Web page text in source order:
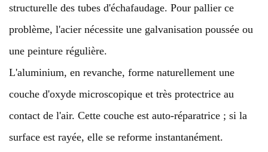
structurelle des tubes d'échafaudage. Pour pallier ce
problème, l'acier nécessite une galvanisation poussée ou
une peinture régulière.
L'aluminium, en revanche, forme naturellement une
couche d'oxyde microscopique et très protectrice au
contact de l'air. Cette couche est auto-réparatrice ; si la
surface est rayée, elle se reforme instantanément.